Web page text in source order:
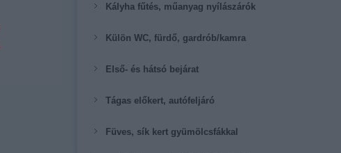
Kályha fűtés, műanyag nyílászárók
Külön WC, fürdő, gardrób/kamra
Első- és hátsó bejárat
Tágas előkert, autófeljáró
Füves, sík kert gyümölcsfákkal